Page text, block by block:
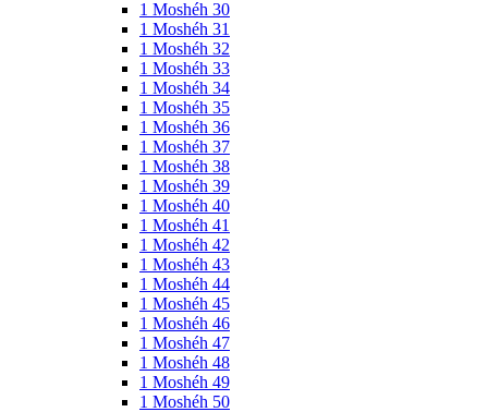
1 Moshéh 30
1 Moshéh 31
1 Moshéh 32
1 Moshéh 33
1 Moshéh 34
1 Moshéh 35
1 Moshéh 36
1 Moshéh 37
1 Moshéh 38
1 Moshéh 39
1 Moshéh 40
1 Moshéh 41
1 Moshéh 42
1 Moshéh 43
1 Moshéh 44
1 Moshéh 45
1 Moshéh 46
1 Moshéh 47
1 Moshéh 48
1 Moshéh 49
1 Moshéh 50